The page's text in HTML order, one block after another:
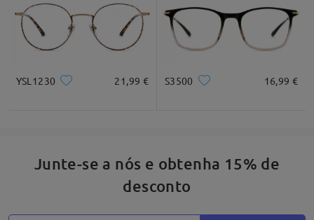
Combinação de doçura e vintage com armação de acetato
fina e oval.
YSL1230 21,99 € S3500 16,99 €
Junte-se a nós e obtenha 15% de
desconto